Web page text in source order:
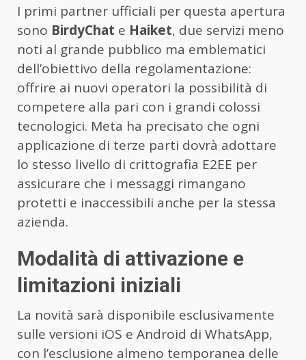
I primi partner ufficiali per questa apertura
sono BirdyChat e Haiket, due servizi meno
noti al grande pubblico ma emblematici
dell’obiettivo della regolamentazione:
offrire ai nuovi operatori la possibilità di
competere alla pari con i grandi colossi
tecnologici. Meta ha precisato che ogni
applicazione di terze parti dovrà adottare
lo stesso livello di crittografia E2EE per
assicurare che i messaggi rimangano
protetti e inaccessibili anche per la stessa
azienda.
Modalità di attivazione e
limitazioni iniziali
La novità sarà disponibile esclusivamente
sulle versioni iOS e Android di WhatsApp,
con l’esclusione almeno temporanea delle